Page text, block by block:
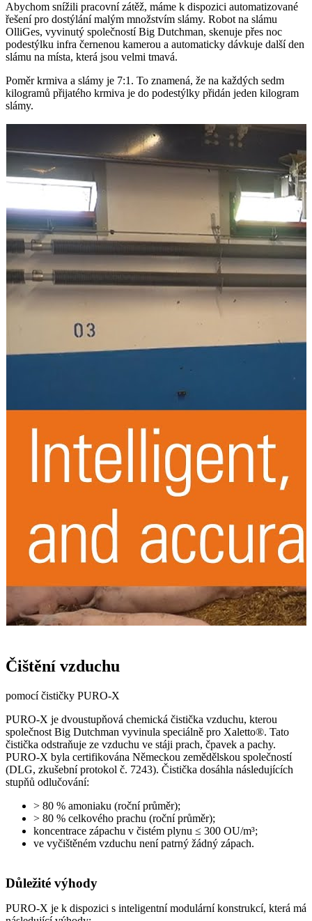
Abychom snížili pracovní zátěž, máme k dispozici automatizované
řešení pro dostýlání malým množstvím slámy. Robot na slámu
OlliGes, vyvinutý společností Big Dutchman, skenuje přes noc
podestýlku infra­ černenou kamerou a automaticky dávkuje další den
slámu na místa, která jsou velmi tmavá.
Poměr krmiva a slámy je 7:1. To znamená, že na každých sedm
kilogramů přijatého krmiva je do podestýlky přidán jeden kilogram
slámy.
Čištění vzduchu
pomocí čističky PURO-X
PURO­-X je dvoustupňová chemická čistička vzduchu, kterou
společnost Big Dutchman vyvinula speciálně pro Xaletto®. Tato
čistička odstraňuje ze vzduchu ve stáji prach, čpavek a pachy.
PURO­-X byla certifikována Německou zemědělskou společností
(DLG, zkušební protokol č. 7243). Čistička dosáhla následujících
stupňů odlučování:
> 80 % amoniaku (roční průměr);
> 80 % celkového prachu (roční průměr);
koncentrace zápachu v čistém plynu ≤ 300 OU/m³;
ve vyčištěném vzduchu není patrný žádný zápach.
Důležité výhody
PURO­-X je k dispozici s inteligentní modulární konstrukcí, která má